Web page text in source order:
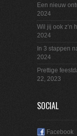
Een nieuw
2024
Wil jij ook z’n
2024
In 3 stappen
2024
Prettige
22, 2023
SOCIAL
Facebook